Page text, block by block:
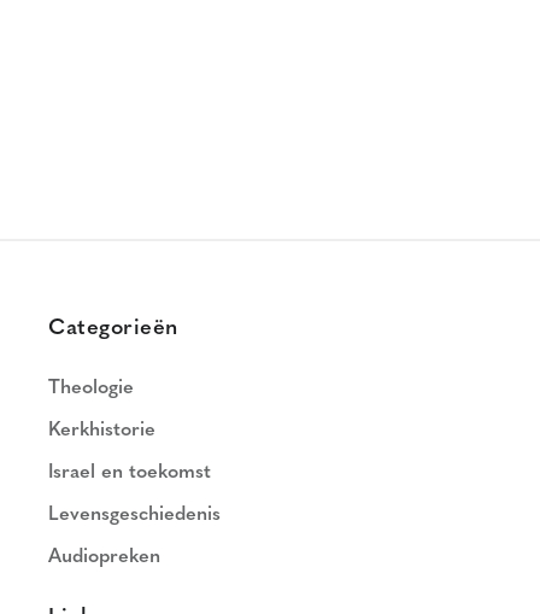
Categorieën
Theologie
Kerkhistorie
Israel en toekomst
Levensgeschiedenis
Audiopreken